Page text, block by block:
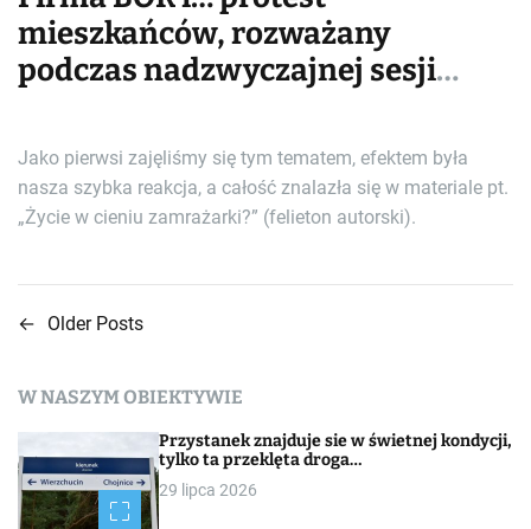
mieszkańców, rozważany
podczas nadzwyczajnej sesji
Jako pierwsi zajęliśmy się tym tematem, efektem była
nasza szybka reakcja, a całość znalazła się w materiale pt.
„Życie w cieniu zamrażarki?” (felieton autorski).
N
i
g
← Older Posts
W NASZYM OBIEKTYWIE
Przystanek znajduje sie w świetnej kondycji,
tylko ta przeklęta droga…
29 lipca 2026